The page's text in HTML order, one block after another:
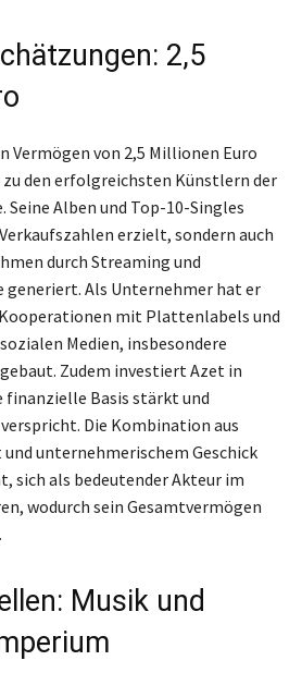
2,5
Vermögen von 2,5 Millionen Euro
den erfolgreichsten Künstlern der
Seine Alben und Top-10-Singles
erzielt, sondern auch
durch Streaming und
Als Unternehmer hat er
mit Plattenlabels und
Medien, insbesondere
Zudem investiert Azet in
finanzielle Basis stärkt und
Die Kombination aus
unternehmerischem Geschick
sich als bedeutender Akteur im
wodurch sein Gesamtvermögen
Musik und